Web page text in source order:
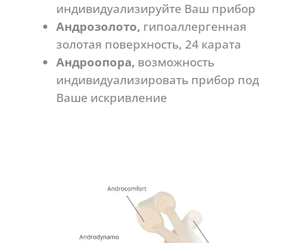
индивидуализируйте Ваш прибор
Андрозолото, гипоаллергенная
золотая поверхность, 24 карата
Андроопора, возможность
индивидуализировать прибор под
Ваше искривление